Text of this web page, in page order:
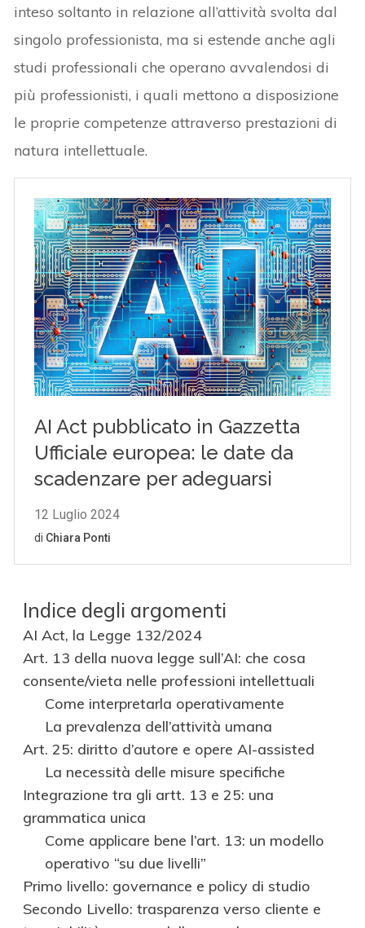
inteso soltanto in relazione all’attività svolta dal
singolo professionista, ma si estende anche agli
studi professionali che operano avvalendosi di
più professionisti, i quali mettono a disposizione
le proprie competenze attraverso prestazioni di
natura intellettuale.
Indice degli argomenti
AI Act, la Legge 132/2024
Art. 13 della nuova legge sull’AI: che cosa
consente/vieta nelle professioni intellettuali
Come interpretarla operativamente
La prevalenza dell’attività umana
Art. 25: diritto d’autore e opere AI-assisted
La necessità delle misure specifiche
Integrazione tra gli artt. 13 e 25: una
grammatica unica
Come applicare bene l’art. 13: un modello
operativo “su due livelli”
Primo livello: governance e policy di studio
Secondo Livello: trasparenza verso cliente e